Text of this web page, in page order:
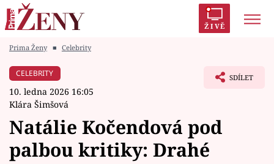
ŽIVĚ
Módní alarm
Témata
Prima Ženy ■ Celebrity
CELEBRITY
10. ledna 2026 16:05
Klára Šimšová
SDÍLET
Natálie Kočendová pod
palbou kritiky: Drahé